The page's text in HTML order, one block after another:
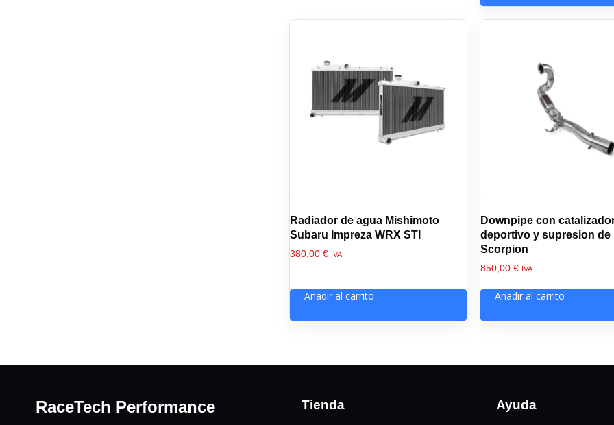
Radiador de agua Mishimoto
Subaru Impreza WRX STI
380,00 € IVA
Añadir al carrito
Downpipe con
deportivo y supresion de
Scorpion
850,00 € IVA
Añadir al carrito
RaceTech Performance Tienda Ayuda